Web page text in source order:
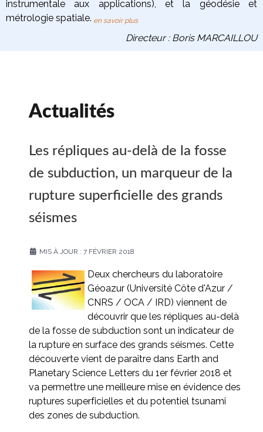
instrumentale aux applications), et la géodésie et
métrologie spatiale. en savoir plus
Directeur : Boris MARCAILLOU
Actualités
Les répliques au-delà de la fosse
de subduction, un marqueur de la
rupture superficielle des grands
séismes
MIS À JOUR : 7 FÉVRIER 2018
Deux chercheurs du laboratoire
Géoazur (Université Côte d'Azur /
CNRS / OCA / IRD) viennent de
découvrir que les répliques au-delà
de la fosse de subduction sont un indicateur de
la rupture en surface des grands séismes. Cette
découverte vient de paraître dans Earth and
Planetary Science Letters du 1er février 2018 et
va permettre une meilleure mise en évidence des
ruptures superficielles et du potentiel tsunami
des zones de subduction.